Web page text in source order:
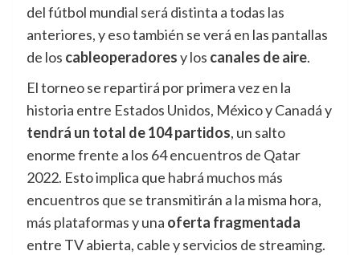
del fútbol mundial será distinta a todas las
anteriores, y eso también se verá en las pantallas
de los cableoperadoresy los canales de aire.
El torneo se repartirá por primera vez en la
historia entre Estados Unidos, México y Canadá y
tendrá un total de 104 partidos, un salto
enorme frente a los 64 encuentros de Qatar
2022. Esto implica que habrá muchos más
encuentros que se transmitirán a la misma hora,
más plataformas y una oferta fragmentada
entre TV abierta, cable y servicios de streaming.